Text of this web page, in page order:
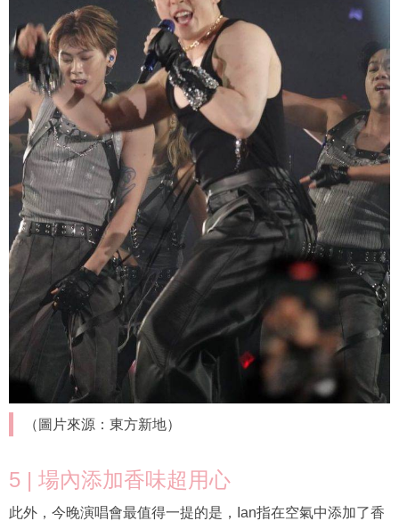
（圖片來源：東方新地）
5 | 場內添加香味超用心
此外，今晚演唱會最值得一提的是，Ian指在空氣中添加了香